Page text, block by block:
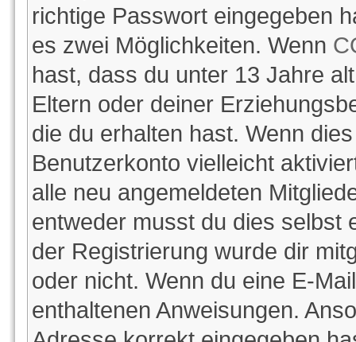
richtige Passwort eingegeben
es zwei Möglichkeiten. Wenn
hast, dass du unter 13 Jahre
Eltern oder deiner
die du erhalten hast. Wenn
Benutzerkonto vielleicht
alle neu angemeldeten
entweder musst du dies selbst
der Registrierung wurde dir
oder nicht. Wenn du eine E-
enthaltenen Anweisungen.